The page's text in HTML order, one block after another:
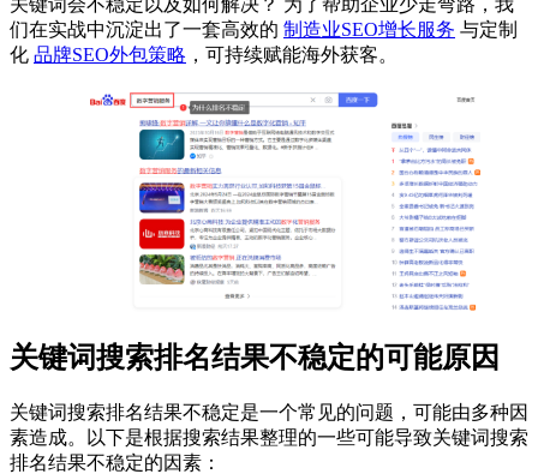
关键词会不稳定以及如何解决？ 为了帮助企业少走弯路，我
们在实战中沉淀出了一套高效的 制造业SEO增长服务 与定制
化 品牌SEO外包策略 ，可持续赋能海外获客。
关键词搜索排名结果不稳定的可能原因
关键词搜索排名结果不稳定是一个常见的问题，可能由多种因
素造成。以下是根据搜索结果整理的一些可能导致关键词搜索
排名结果不稳定的因素：